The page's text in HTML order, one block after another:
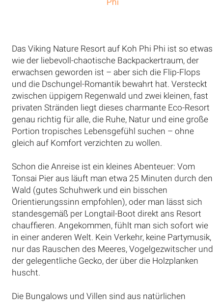
Phi
Das Viking Nature Resort auf Koh Phi Phi ist so etwas
wie der liebevoll-chaotische Backpackertraum, der
erwachsen geworden ist – aber sich die Flip-Flops
und die Dschungel-Romantik bewahrt hat. Versteckt
zwischen üppigem Regenwald und zwei kleinen, fast
privaten Stränden liegt dieses charmante Eco-Resort
genau richtig für alle, die Ruhe, Natur und eine große
Portion tropisches Lebensgefühl suchen – ohne
gleich auf Komfort verzichten zu wollen.
Schon die Anreise ist ein kleines Abenteuer: Vom
Tonsai Pier aus läuft man etwa 25 Minuten durch den
Wald (gutes Schuhwerk und ein bisschen
Orientierungssinn empfohlen), oder man lässt sich
standesgemäß per Longtail-Boot direkt ans Resort
chauffieren. Angekommen, fühlt man sich sofort wie
in einer anderen Welt. Kein Verkehr, keine Partymusik,
nur das Rauschen des Meeres, Vogelgezwitscher und
der gelegentliche Gecko, der über die Holzplanken
huscht.
Die Bungalows und Villen sind aus natürlichen